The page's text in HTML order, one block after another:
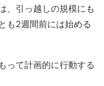
、引っ越しの規模にも
も2週間前には始める
って計画的に行動する